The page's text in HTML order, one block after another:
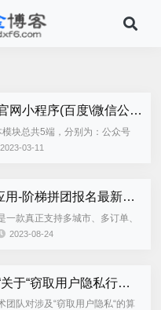
度\微信公众号\微信小程序\支付宝\抖音小程序)独立版
共5端，分别为：公众号
度小程序、支付宝小程序、......
2023-03-11
梯拼团报名最新版本源码程序
款真正支持多城市、多订单、
订单统计、核销、一键导出等强
2023-08-24
百度滤网行动“关于“窃取用户隐私行为”的算法升级公告”
团队对涉及“窃取用户隐私“的算